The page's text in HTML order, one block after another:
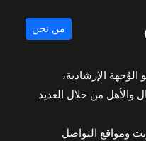
من نحن
الإرشادية،
والأهل من خلال العديد
ومواقع التواصل